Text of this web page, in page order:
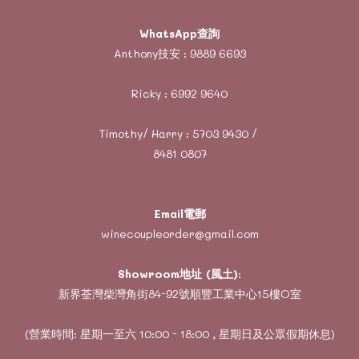
WhatsApp查詢
Anthony技安 : 9889 6693
Ricky : 6992 9640
Timothy/ Harry : 5703 9430/
8481 0807
Email電郵
winecoupleorder@gmail.com
Showroom地址 (風土):
新界荃灣柴灣角街84-92號順豐工業中心15樓O室
(營業時間: 星期一至六 10:00 - 18:00 , 星期日及公眾假期休息)